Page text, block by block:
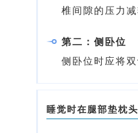
椎间隙的压力
第二：侧卧位
侧卧位时应将
睡觉时在腿部垫枕